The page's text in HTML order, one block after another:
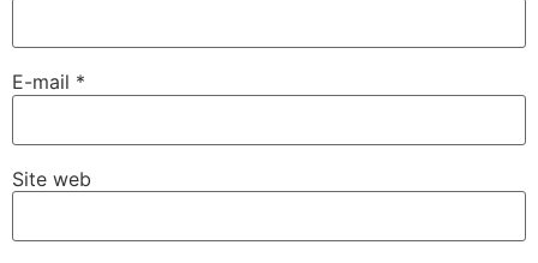
E-mail *
Site web